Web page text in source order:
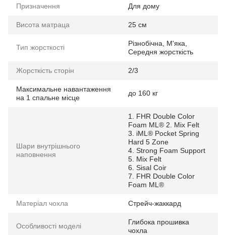
Призначення Для дому
Висота матраца 25 см
Тип жорсткості Різнобічна М'яка
Середня жорсткість
Жорсткість сторін 2/3
Максимальне навантаження
на 1 спальне місце
до 160 кг
Шари внутрішнього
наповнення
1. FHR Double Color
Foam ML® 2. Mix Felt
3. iML® Pocket Spring
Hard 5 Zone
4. Strong Foam Support
5. Mix Felt
6. Sisal Coir
7. FHR Double Color
Foam ML®
Матеріал чохла Стрейч-жаккард
Особливості моделі
Глибока прошивка
чохла